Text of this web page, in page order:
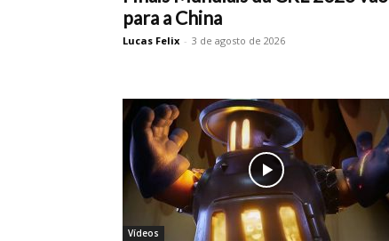
para a China
Lucas Felix - 3 de agosto de 2026
Vídeos